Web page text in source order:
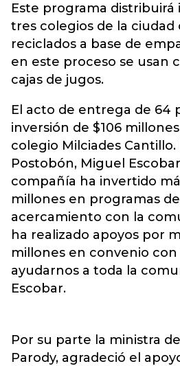
Este programa distribuirá
tres colegios de la
reciclados a base de
en este proceso se usan
cajas de jugos.
El acto de entrega de 64
inversión de $106
colegio Milciades
Postobón, Miguel
compañía ha invertido
millones en programas
acercamiento con la
ha realizado apoyos por
millones en convenio
ayudarnos a toda la
Escobar.
Por su parte la ministra
Parody, agradeció el